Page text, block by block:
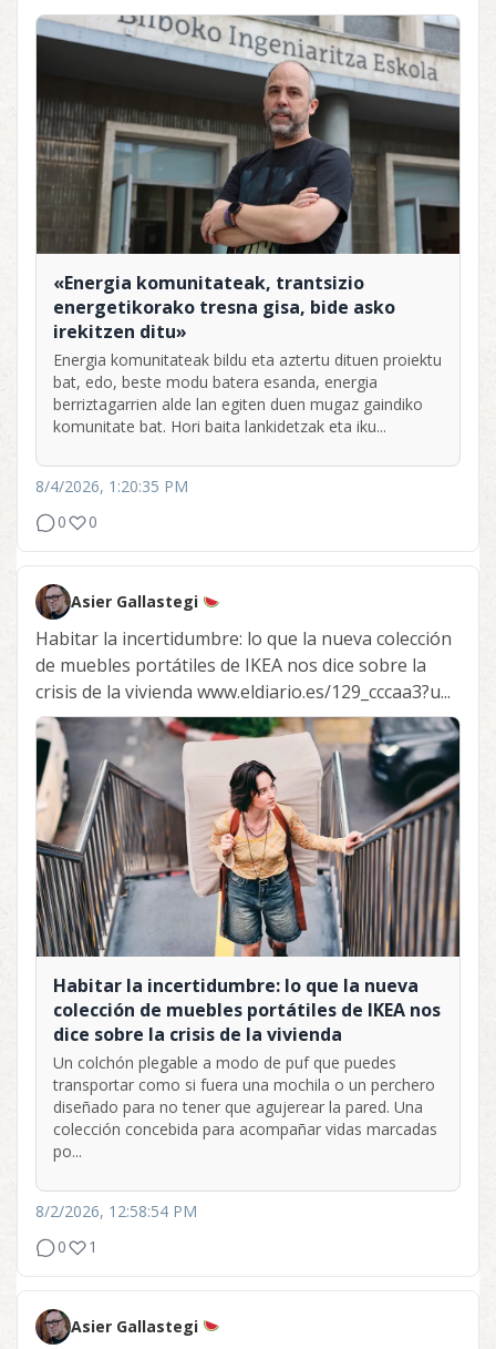
«Energia komunitateak, trantsizio
energetikorako tresna gisa, bide asko
irekitzen ditu»
Energia komunitateak bildu eta aztertu dituen proiektu
bat, edo, beste modu batera esanda, energia
berriztagarrien alde lan egiten duen mugaz gaindiko
komunitate bat. Hori baita lankidetzak eta iku...
8/4/2026, 1:20:35 PM
0
0
Asier Gallastegi
Habitar la incertidumbre: lo que la nueva colección
de muebles portátiles de IKEA nos dice sobre la
crisis de la vivienda www.eldiario.es/129_cccaa3?u...
Habitar la incertidumbre: lo que la nueva
colección de muebles portátiles de IKEA nos
dice sobre la crisis de la vivienda
Un colchón plegable a modo de puf que puedes
transportar como si fuera una mochila o un perchero
diseñado para no tener que agujerear la pared. Una
colección concebida para acompañar vidas marcadas
po...
8/2/2026, 12:58:54 PM
0
1
Asier Gallastegi